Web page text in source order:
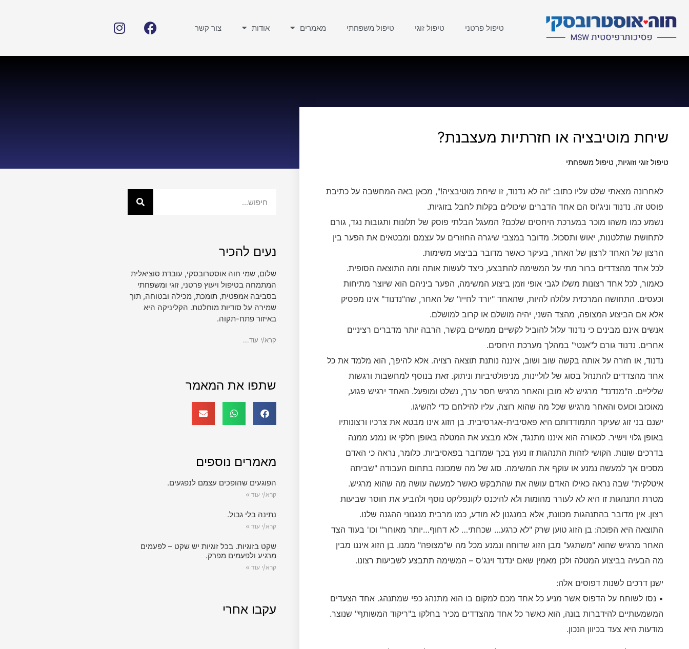
טיפול פרטני טיפול זוגי טיפול משפחתי מאמרים אודות צור קשר
שיחת מוטיבציה או חזרתיות מעצבנת?
טיפול זוגי וזוגיות, טיפול משפחתי
לאחרונה מצאתי שלט עליו כתוב: "זה לא נדנוד, זו שיחת מוטיבציה!", מכאן באה המחשבה על כתיבת
פוסט זה. נדנוד וניג'וס הם אחד הדברים שיכולים בקלות לחבל בזוגיות.
נשמע כמו משהו מוכר במערכת היחסים שלכם? המעגל הבלתי פוסק של תלונות ותגובות נגד, גורם
לתחושת שתלטנות, יאוש ותסכול. מדובר במצבי שיגרה החוזרים על עצמם ומבטאים את הפער בין
הרצון של האחד לרצון של האחר, בעיקר כאשר מדובר בביצוע משימות.
לכל אחד מהצדדים ברור מתי על המשימה להתבצע, כיצד לעשות אותה ומה התוצאה הסופית.
כאמור, לכל אחד רצונות משלו לגבי אופי וזמן ביצוע המשימה, הפער ביניהם הוא שיוצר מתיחות
וכעסים. התחושה המרכזית עלולה להיות, שהאחד "יורד לחייו" של האחר, שה"נדנוד" אינו מפסיק
אלא אם הביצוע המצופה, מהצד השני, יהיה מושלם או קרוב למושלם.
אנשים אינם מבינים כי נדנוד עלול להוביל לקשיים ממשיים בקשר, הרבה יותר מדברים רציניים
אחרים. נדנוד גורם ל"אנטי" במהלך מערכת היחסים.
נדנוד, או חזרה על אותה בקשה שוב ושוב, איננה נותנת תוצאה רצויה. אלא להיפך, הוא מלמד את כל
אחד מהצדדים להתנהל בסוג של לוליינות, מניפולטיביות וניתוק. זאת בנוסף למחשבות ורגשות
שליליים. ה"מנדנד" מרגיש לא מובן והאחר מרגיש חסר ערך, נשלט ומופעל. האחד ירגיש פגוע,
מאוכזב וכועס והאחר מרגיש שכל מה שהוא רוצה, עליו להילחם כדי להשיגו.
ישנם בני זוג שעיקר התמודדותם היא פאסיבית-אגרסיבית. בן הזוג אינו מבטא את צרכיו ורצונותיו
באופן גלוי וישיר. לכאורה הוא איננו מתנגד, אלא מבצע את המטלה באופן חלקי או נמנע ממנה
בדרכים שונות. הקושי לזהות התנהגות זו נעוץ בכך שמדובר בפאסיביות. כלומר, נראה כי האדם
מסכים אך למעשה נמנע או עוקף את המשימה. סוג של מה שמכונה בתחום העבודה "שביתה
איטלקית" שבה נראה כאילו האדם עושה את שהתבקש כאשר למעשה עושה מה שהוא מרגיש.
מטרת התנהגות זו היא לא לעורר מהומות ולא להיכנס לקונפליקט נוסף ולהביע את חוסר שביעות
רצון. אין מדובר בהתנהגות מכוונת, אלא במנגנון לא מודע, כמו מרבית מנגנוני ההגנה שלנו.
התוצאה היא הפוכה: בן הזוג טוען שרק "לא כרגע… שכחתי… לא דחוף…יותר מאוחר" וכו' בעוד הצד
האחר מרגיש שהוא "משתגע" מבן הזוג שדוחה ונמנע מכל מה ש"מצופה" ממנו. בן הזוג איננו מבין
מה הבעיה בביצוע המטלה ולכן מאמין שאם ינדנד וינג'ס – המשימה תתבצע לשביעות רצונו.
ישנן דרכים לשנות דפוסים אלה:
• נסו לשוחח על הדפוס אשר מניע כל אחד מכם למקום בו הוא מתנהג כפי שמתנהג. אחד הצעדים
המשמעותיים להידברות בונה, הוא כאשר כל אחד מהצדדים מכיר בחלקו ב"ריקוד המשותף" שנוצר.
מודעות היא צעד בכיוון הנכון.
נעים להכיר
שלום, שמי חוה אוסטרובסקי, עובדת סוציאלית
המתמחה בטיפול ויעוץ פרטני, זוגי ומשפחתי
בסביבה אמפטית, תומכת, מכילה ובטוחה, תוך
שמירה על סודיות מוחלטת. הקליניקה היא
באיזור פתח-תקוה.
קרא/י עוד...
שתפו את המאמר
מאמרים נוספים
הפוגעים שהופכים עצמם לנפגעים.
קרא/י עוד »
נתינה בלי גבול.
קרא/י עוד »
שקט בזוגיות. בכל זוגיות יש שקט – לפעמים
מרגיע ולפעמים מפרק.
קרא/י עוד »
עקבו אחרי